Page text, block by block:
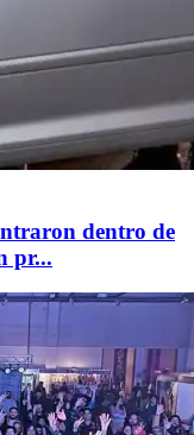
dentro de
pr...